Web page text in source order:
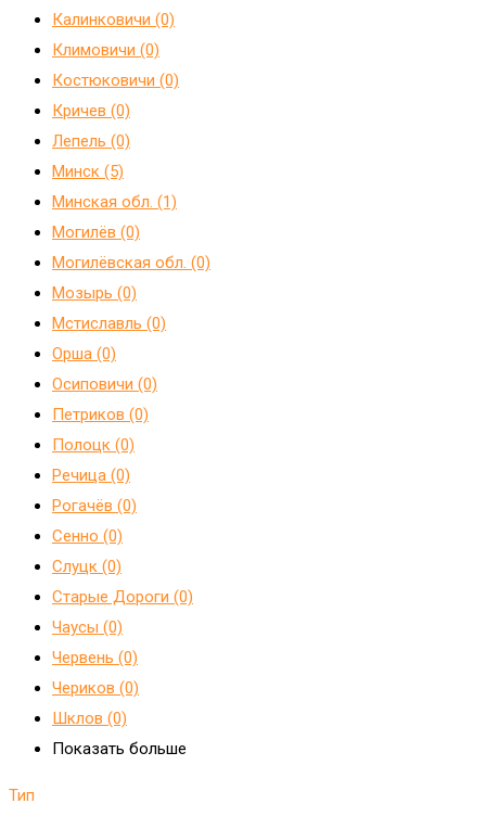
Калинковичи (0)
Климовичи (0)
Костюковичи (0)
Кричев (0)
Лепель (0)
Минск (5)
Минская обл. (1)
Могилёв (0)
Могилёвская обл. (0)
Мозырь (0)
Мстиславль (0)
Орша (0)
Осиповичи (0)
Петриков (0)
Полоцк (0)
Речица (0)
Рогачёв (0)
Сенно (0)
Слуцк (0)
Старые Дороги (0)
Чаусы (0)
Червень (0)
Чериков (0)
Шклов (0)
Показать больше
Тип